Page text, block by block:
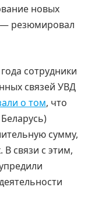
новых
— резюмировал
сотрудники
связей УВД
о том, что
сумму,
В связи с этим,